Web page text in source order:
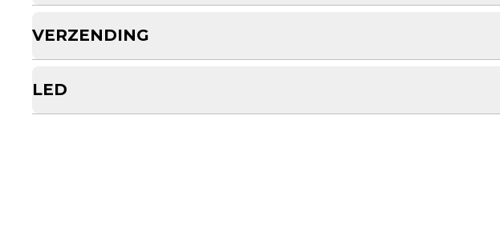
VERZENDING
LED